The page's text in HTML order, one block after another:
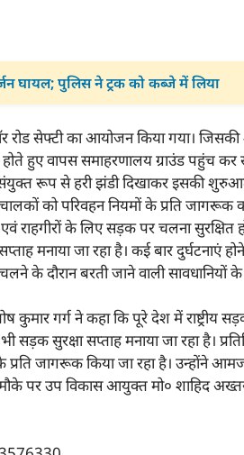
घायल; पुलिस ने ट्रक को कब्जे में लिया
रोड सेफ्टी का आयोजन किया गया।
हुए वापस समाहरणालय ग्राउंड पहुंच कर
रूप से हरी झंडी दिखाकर इसकी
को परिवहन नियमों के प्रति जागरूक
राहगीरों के लिए सड़क पर चलना
मनाया जा रहा है। कई बार दुर्घटनाएं होने
दौरान बरती जाने वाली सावधानियों के
कुमार गर्ग ने कहा कि पूरे देश में राष्ट्रीय
सड़क सुरक्षा सप्ताह मनाया जा रहा है।
जागरूक किया जा रहा है। उन्होंने
पर उप विकास आयुक्त मो० शाहिद